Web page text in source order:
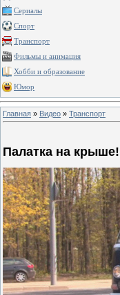
Сериалы
Спорт
Транспорт
Фильмы и анимация
Хобби и образование
Юмор
Главная » Видео » Транспорт
Палатка на крыше!